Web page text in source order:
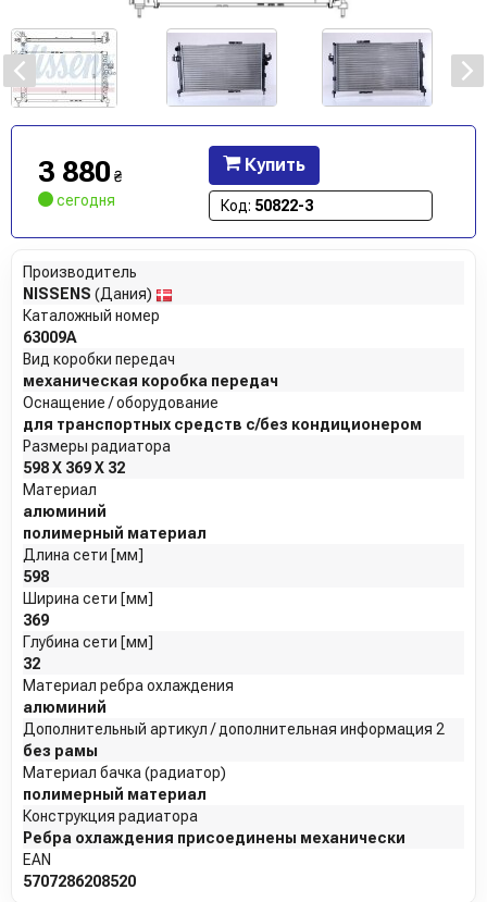
3 880 ₴
сегодня
Купить
Код: 50822-3
Производитель
NISSENS (Дания)
Каталожный номер
63009A
Вид коробки передач
механическая коробка передач
Оснащение / оборудование
для транспортных средств с/без кондиционером
Размеры радиатора
598 X 369 X 32
Материал
алюминий
полимерный материал
Длина сети [мм]
598
Ширина сети [мм]
369
Глубина сети [мм]
32
Материал ребра охлаждения
алюминий
Дополнительный артикул / дополнительная информация 2
без рамы
Материал бачка (радиатор)
полимерный материал
Конструкция радиатора
Ребра охлаждения присоединены механически
EAN
5707286208520